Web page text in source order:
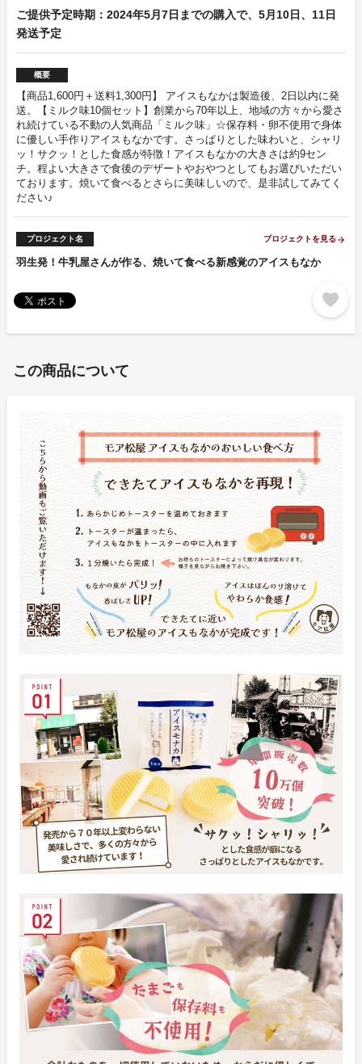
ご提供予定時期：2024年5月7日までの購入で、5月10日、11日
発送予定
概要
【商品1,600円＋送料1,300円】 アイスもなかは製造後、2日以内に発
送。【ミルク味10個セット】創業から70年以上、地域の方々から愛さ
れ続けている不動の人気商品「ミルク味」☆保存料・卵不使用で身体
に優しい手作りアイスもなかです。さっぱりとした味わいと、シャリ
ッ！サクッ！とした食感が特徴！アイスもなかの大きさは約9セン
チ。程よい大きさで食後のデザートやおやつとしてもお選びいただい
ております。焼いて食べるとさらに美味しいので、是非試してみてく
ださい♪
プロジェクト名 プロジェクトを見る arrow_forward
羽生発！牛乳屋さんが作る、焼いて食べる新感覚のアイスもなか
favorite
この商品について